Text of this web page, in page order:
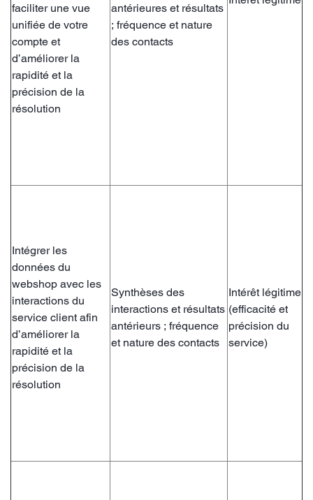
faciliter une vue
unifiée de votre
compte et
d’améliorer la
rapidité et la
précision de la
résolution
antérieures et résultats
; fréquence et nature
des contacts
Intégrer les
données du
webshop avec les
interactions du
service client afin
d’améliorer la
rapidité et la
précision de la
résolution
Synthèses des
interactions et résultats
antérieurs ; fréquence
et nature des contacts
Intérêt légitime
(efficacité et
précision du
service)